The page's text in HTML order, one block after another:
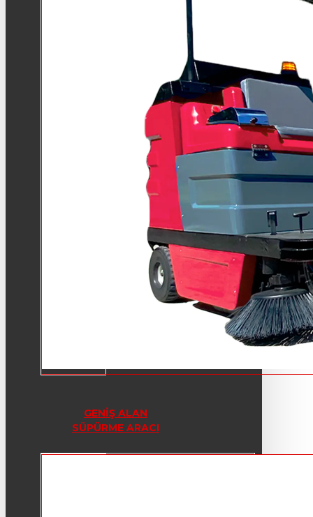
GENIŞ ALAN
SÜPÜRME ARACI